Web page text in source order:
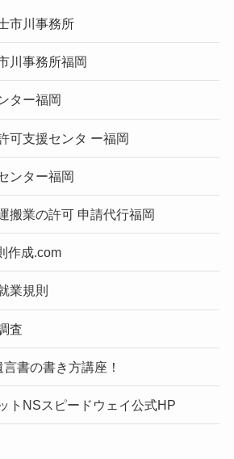
市川事務所
川事務所福岡
ター福岡
可支援センタ ー福岡
ンター福岡
搬業の許可 申請代行福岡
作成.com
業規則
査
書の書き方講座！
トNSスピードウェイ公式HP